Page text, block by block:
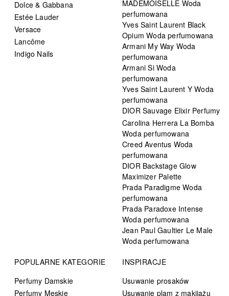
Dolce & Gabbana
Estée Lauder
Versace
Lancôme
Indigo Nails
MADEMOISELLE Woda
perfumowana
Yves Saint Laurent Black
Opium Woda perfumowana
Armani My Way Woda
perfumowana
Armani Si Woda
perfumowana
Yves Saint Laurent Y Woda
perfumowana
DIOR Sauvage Elixir Perfumy
Carolina Herrera La Bomba
Woda perfumowana
Creed Aventus Woda
perfumowana
DIOR Backstage Glow
Maximizer Palette
Prada Paradigme Woda
perfumowana
Prada Paradoxe Intense
Woda perfumowana
Jean Paul Gaultier Le Male
Woda perfumowana
POPULARNE KATEGORIE
Perfumy Damskie
Perfumy Męskie
INSPIRACJE
Usuwanie prosaków
Usuwanie plam z makijażu